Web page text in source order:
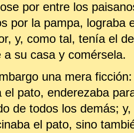
por entre los
por la pampa, lograba
y, como tal, tenía el
a su casa y comérsela.
una mera
el pato, enderezaba
de todos los demás;
el pato, sino